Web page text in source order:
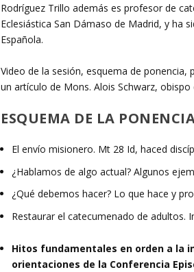
Rodríguez Trillo además es profesor de
Eclesiástica San Dámaso de Madrid, y ha
Española.
Video de la sesión, esquema de
un artículo de Mons. Alois Schwarz,
ESQUEMA DE LA
El envío misionero. Mt 28 Id, haced
¿Hablamos de algo actual? Algunos
¿Qué debemos hacer? Lo que hace y
Restaurar el catecumenado de adultos.
Hitos fundamentales en orden a la
orientaciones de la Conferencia